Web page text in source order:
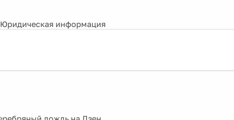
Юридическая информация